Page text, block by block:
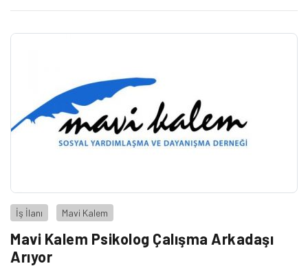
İş İlanı Mavi Kalem
Mavi Kalem Psikolog Çalışma Arkadaşı
Arıyor